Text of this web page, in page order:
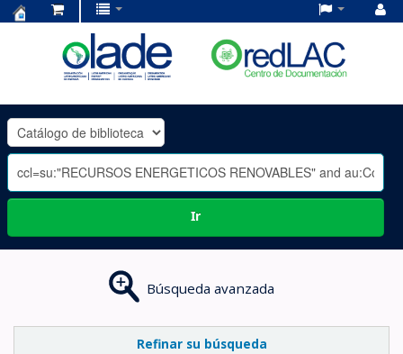
OLADE
-
Ir
Búsqueda avanzada
Refinar su búsqueda